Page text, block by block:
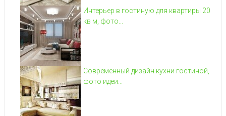
Интерьер в гостиную для квартиры 20
кв м, фото...
Современный дизайн кухни гостиной,
фото идеи...